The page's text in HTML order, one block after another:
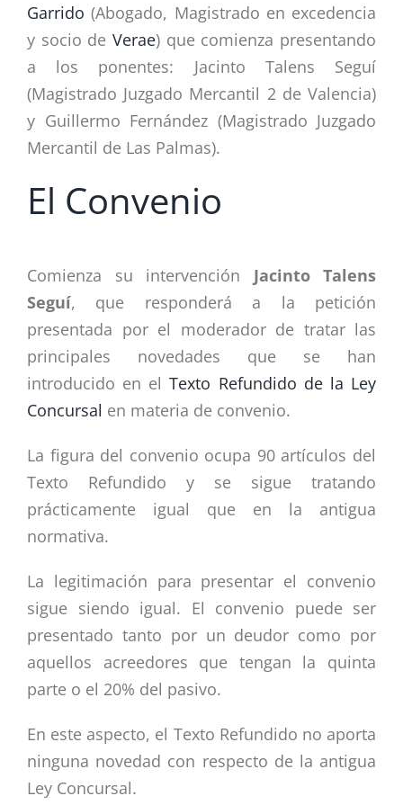
Garrido (Abogado, Magistrado en excedencia
y socio de Verae) que comienza presentando
a los ponentes: Jacinto Talens Seguí
(Magistrado Juzgado Mercantil 2 de Valencia)
y Guillermo Fernández (Magistrado Juzgado
Mercantil de Las Palmas).
El Convenio
Comienza su intervención Jacinto Talens
Seguí, que responderá a la petición
presentada por el moderador de tratar las
principales novedades que se han
introducido en elTexto Refundido de la Ley
Concursal en materia de convenio.
La figura del convenio ocupa 90 artículos del
Texto Refundido y se sigue tratando
prácticamente igual que en la antigua
normativa.
La legitimación para presentar el convenio
sigue siendo igual. El convenio puede ser
presentado tanto por un deudor como por
aquellos acreedores que tengan la quinta
parte o el 20% del pasivo.
En este aspecto, el Texto Refundido no aporta
ninguna novedad con respecto de la antigua
Ley Concursal.